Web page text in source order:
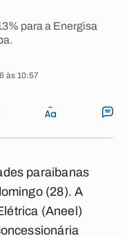
para a Energisa
às 10:57
paraibanas
(28). A
(Aneel)